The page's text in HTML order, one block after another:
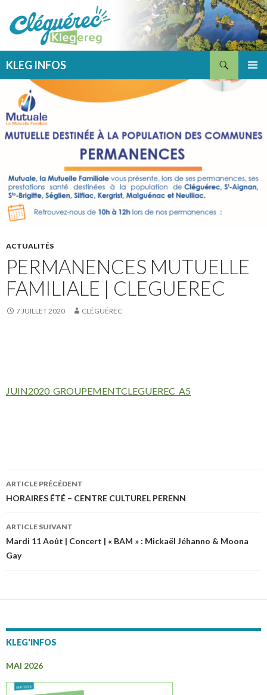
KLEG INFOS
MENU
CONTENU
ACTUALITÉS
PERMANENCES MUTUELLE
FAMILIALE | CLEGUEREC
7 JUILLET 2020 CLÉGUÉREC
JUIN2020_GROUPEMENTCLEGUEREC_A5
Navigation
des
articles
ARTICLE PRÉCÉDENT
HORAIRES ÉTÉ – CENTRE CULTUREL PERENN
ARTICLE SUIVANT
Mardi 11 Août | Concert | « BAM » : Mickaël Jéhanno & Moona
Gay
KLEG'INFOS
MAI 2026